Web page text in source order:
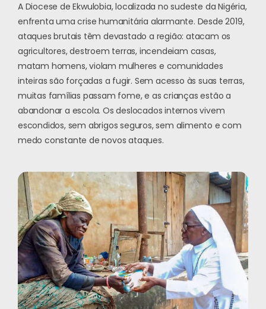
A Diocese de Ekwulobia, localizada no sudeste da Nigéria,
enfrenta uma crise humanitária alarmante. Desde 2019,
ataques brutais têm devastado a região: atacam os
agricultores, destroem terras, incendeiam casas,
matam homens, violam mulheres e comunidades
inteiras são forçadas a fugir. Sem acesso às suas terras,
muitas famílias passam fome, e as crianças estão a
abandonar a escola. Os deslocados internos vivem
escondidos, sem abrigos seguros, sem alimento e com
medo constante de novos ataques.